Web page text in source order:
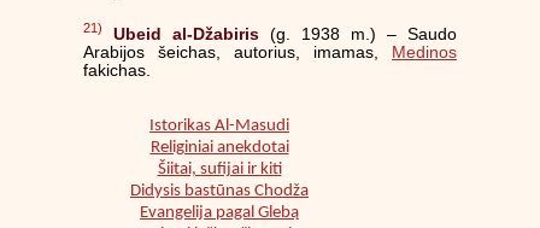
21) Ubeid al-Džabiris (g. 1938 m.) – Saudo
Arabijos šeichas, autorius, imamas, Medinos
fakichas.
Istorikas Al-Masudi
Religiniai anekdotai
Šiitai, sufijai ir kiti
Didysis bastūnas Chodža
Evangelija pagal Glebą